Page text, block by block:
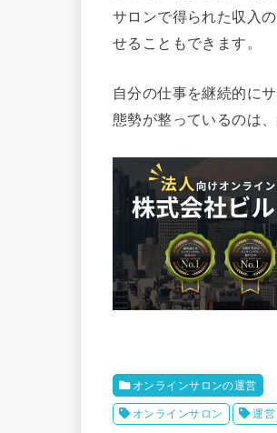
サロンで得られた収入
せることもできます。
自分の仕事を継続的に
態勢が整っているのは、
オンラインサロンの運営
オンラインサロン 運営